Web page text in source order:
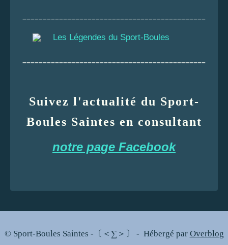
Les Légendes du Sport-Boules
Suivez l'actualité du Sport-
Boules Saintes en consultant
notre page Facebook
© Sport-Boules Saintes -〔＜∑＞〕 - Hébergé par Overblog